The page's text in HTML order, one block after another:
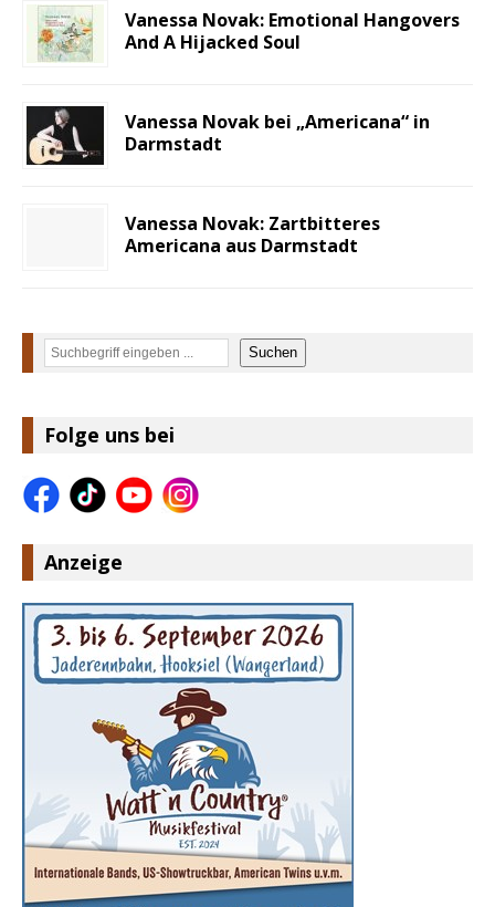
Vanessa Novak: Emotional Hangovers
And A Hijacked Soul
Vanessa Novak bei „Americana“ in
Darmstadt
Vanessa Novak: Zartbitteres
Americana aus Darmstadt
Suchen Suchen
Folge uns bei
Anzeige